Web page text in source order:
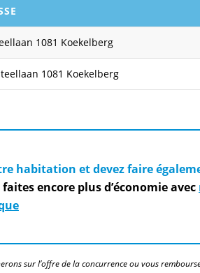
1081 Koekelberg
1081 Koekelberg
habitation et devez faire
encore plus d’économie avec
sur l’offre de la concurrence ou vous